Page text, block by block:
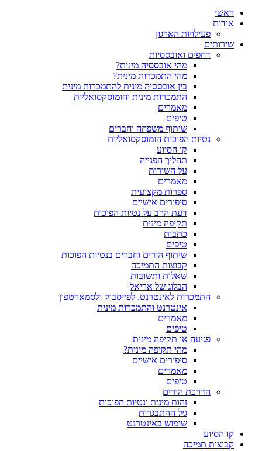
ראשי
אודות
פעילויות הארגון
שירותים
דחפים ואובססיות
מהי אובססיה מינית?
מהי התמכרות מינית?
בין אובססיה מינית להתמכרות מינית
התמכרות מינית והומוסקסואליות
מאמרים
טיפים
שיתוף משפחה וחברים
נטיות הפוכות הומוסקסואליות
קו הסיוע
תהליך הפנייה
על השירות
מאמרים
ספרות מקצועית
סיפורים אישיים
דעת הרב על נטיות הפוכות
תקיפה מינית
כתבות
טיפים
שיתוף הורים וחברים בנטיות הפוכות
קבוצות התמיכה
שאלות ותשובות
הבלוג של אריאל
התמכרות לאינטרנט, לפייסבוק ולסמארטפון
אינטרנט והתמכרות מינית
מאמרים
טיפים
פגיעה או תקיפה מינית
מהי תקיפה מינית?
סיפורים אישיים
מאמרים
טיפים
הדרכת הורים
זהות מינית ונטיות הפוכות
גיל ההתבגרות
שימוש באינטרנט
קו הסיוע
קבוצות תמיכה